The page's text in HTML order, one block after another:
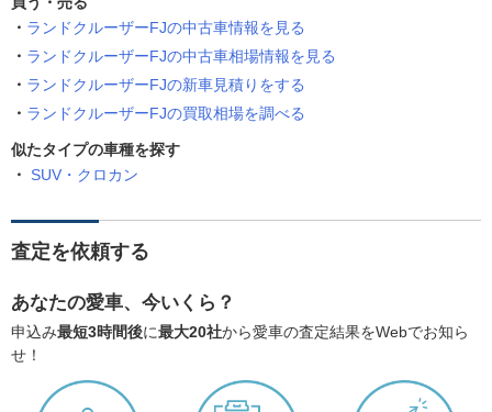
ランドクルーザーFJの中古車情報を見る
ランドクルーザーFJの中古車相場情報を見る
ランドクルーザーFJの新車見積りをする
ランドクルーザーFJの買取相場を調べる
似たタイプの車種を探す
SUV・クロカン
査定を依頼する
あなたの愛車、今いくら？
申込み最短3時間後に最大20社から愛車の査定結果をWebでお知ら
せ！